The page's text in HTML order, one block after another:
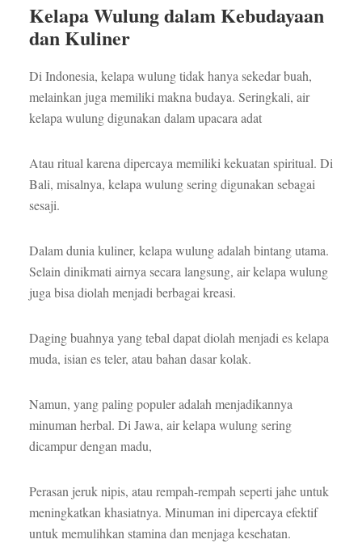
Kelapa Wulung dalam Kebudayaan
dan Kuliner
Di Indonesia, kelapa wulung tidak hanya sekedar buah,
melainkan juga memiliki makna budaya. Seringkali, air
kelapa wulung digunakan dalam upacara adat
Atau ritual karena dipercaya memiliki kekuatan spiritual. Di
Bali, misalnya, kelapa wulung sering digunakan sebagai
sesaji.
Dalam dunia kuliner, kelapa wulung adalah bintang utama.
Selain dinikmati airnya secara langsung, air kelapa wulung
juga bisa diolah menjadi berbagai kreasi.
Daging buahnya yang tebal dapat diolah menjadi es kelapa
muda, isian es teler, atau bahan dasar kolak.
Namun, yang paling populer adalah menjadikannya
minuman herbal. Di Jawa, air kelapa wulung sering
dicampur dengan madu,
Perasan jeruk nipis, atau rempah-rempah seperti jahe untuk
meningkatkan khasiatnya. Minuman ini dipercaya efektif
untuk memulihkan stamina dan menjaga kesehatan.